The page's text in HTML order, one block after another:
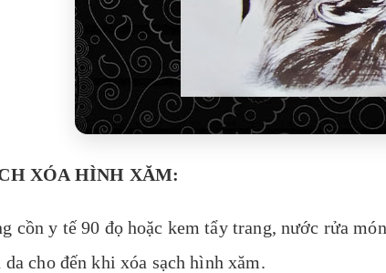
XÓA HÌNH XĂM:
cồn y tế 90 đọ hoặc kem tẩy trang, nước rửa
da cho đến khi xóa sạch hình xăm.